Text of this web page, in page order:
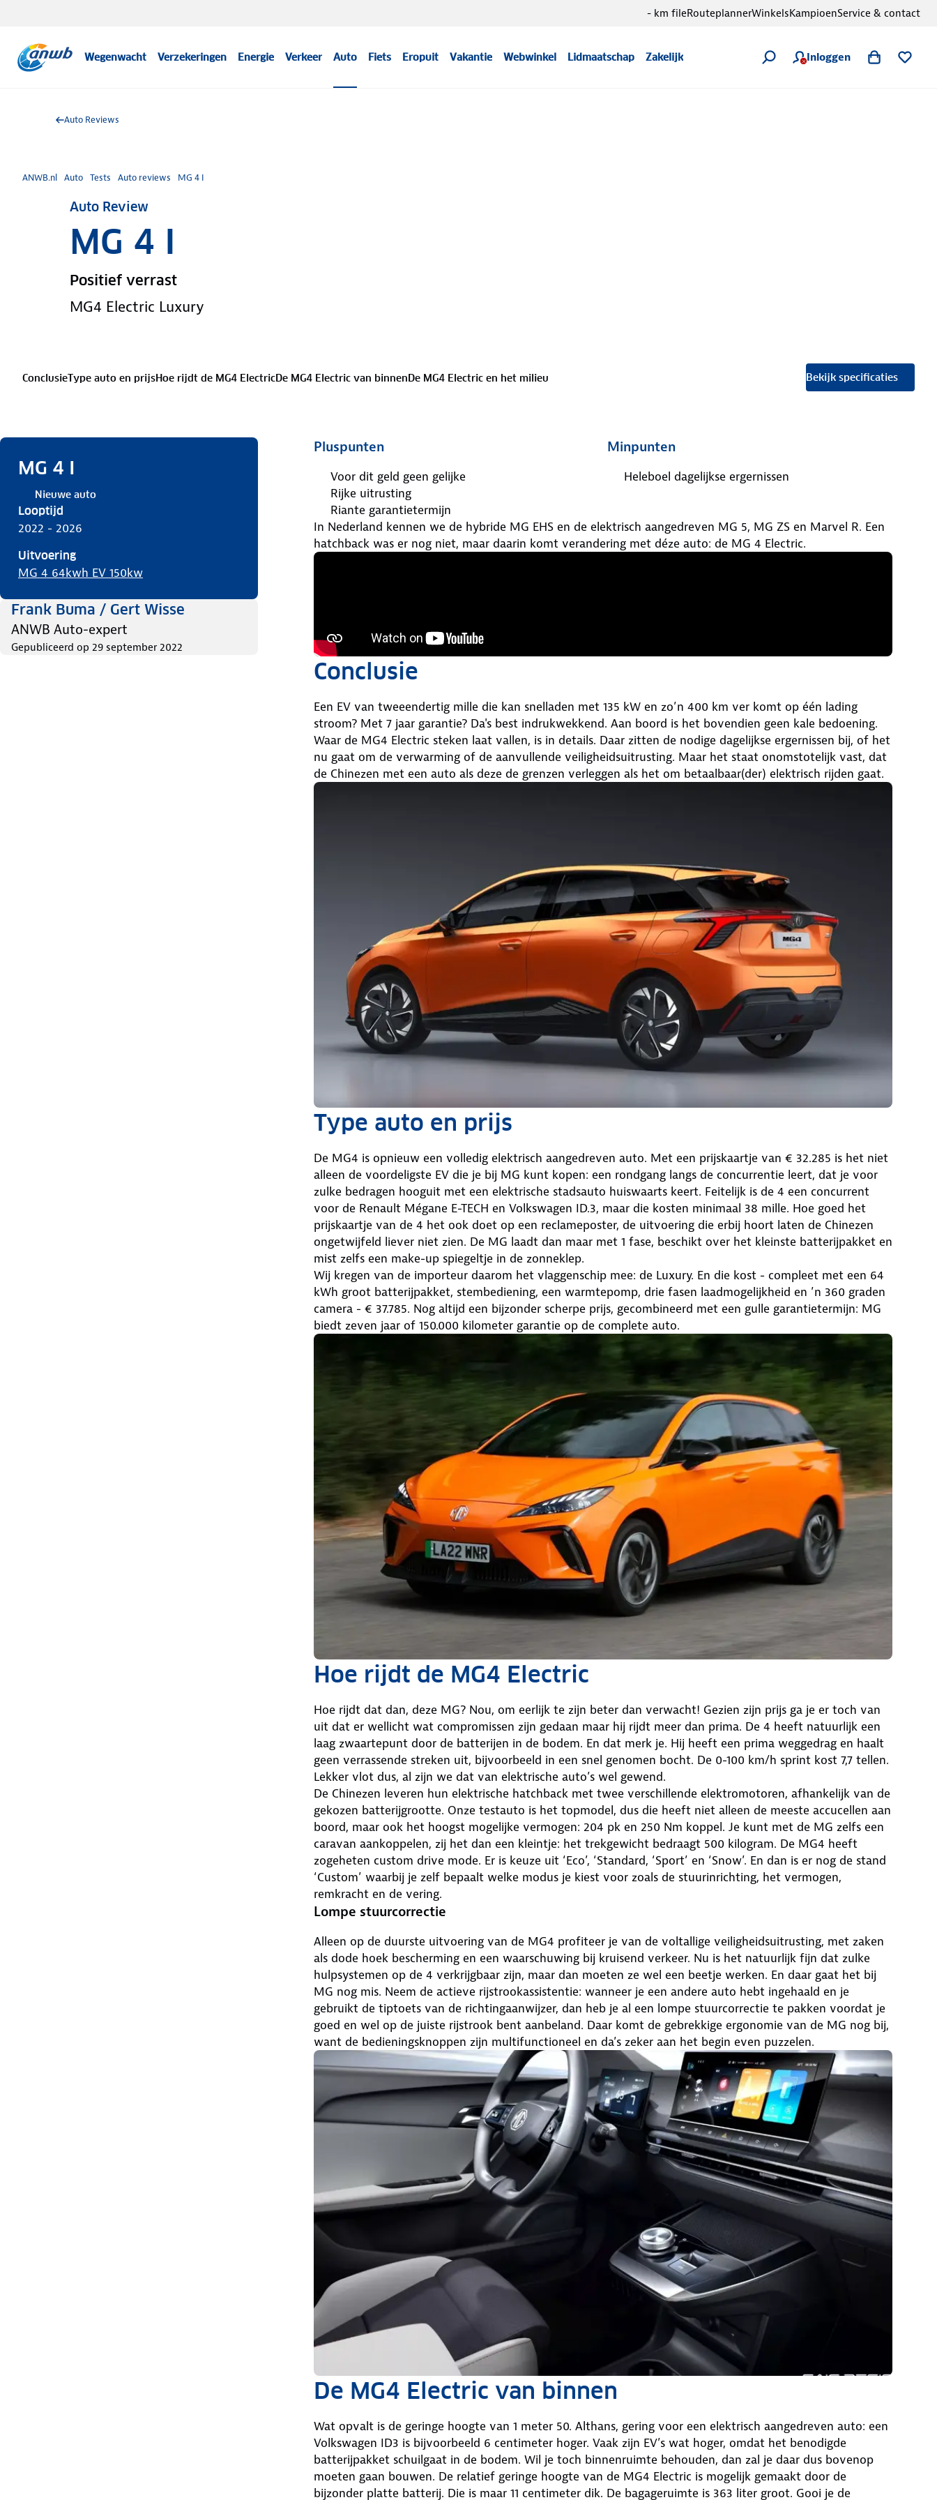
Wegenwacht Verzekeringen Energie Verkeer Auto Fiets Eropuit Vakantie Webwinkel Lidmaatschap Zakelijk Inloggen
- km fileRouteplannerWinkelsKampioenService & contact
Auto Reviews
ANWB.nl Auto Tests Auto reviews MG 4 I
Auto Review
MG 4 I
Positief verrast
MG4 Electric Luxury
ConclusieType auto en prijsHoe rijdt de MG4 ElectricDe MG4 Electric van binnenDe MG4 Electric en het milieu Bekijk specificaties
MG 4 I
Nieuwe auto
Looptijd
2022 - 2026
Uitvoering
MG 4 64kwh EV 150kw
Frank Buma / Gert Wisse
ANWB Auto-expert
Gepubliceerd op 29 september 2022
Pluspunten
Voor dit geld geen gelijke
Rijke uitrusting
Riante garantietermijn
Minpunten
Heleboel dagelijkse ergernissen
In Nederland kennen we de hybride MG EHS en de elektrisch aangedreven MG 5, MG ZS en Marvel R. Een
hatchback was er nog niet, maar daarin komt verandering met déze auto: de MG 4 Electric.
Conclusie
Een EV van tweeendertig mille die kan snelladen met 135 kW en zo’n 400 km ver komt op één lading
stroom? Met 7 jaar garantie? Da's best indrukwekkend. Aan boord is het bovendien geen kale bedoening.
Waar de MG4 Electric steken laat vallen, is in details. Daar zitten de nodige dagelijkse ergernissen bij, of het
nu gaat om de verwarming of de aanvullende veiligheidsuitrusting. Maar het staat onomstotelijk vast, dat
de Chinezen met een auto als deze de grenzen verleggen als het om betaalbaar(der) elektrisch rijden gaat.
Type auto en prijs
De MG4 is opnieuw een volledig elektrisch aangedreven auto. Met een prijskaartje van € 32.285 is het niet
alleen de voordeligste EV die je bij MG kunt kopen: een rondgang langs de concurrentie leert, dat je voor
zulke bedragen hooguit met een elektrische stadsauto huiswaarts keert. Feitelijk is de 4 een concurrent
voor de Renault Mégane E-TECH en Volkswagen ID.3, maar die kosten minimaal 38 mille. Hoe goed het
prijskaartje van de 4 het ook doet op een reclameposter, de uitvoering die erbij hoort laten de Chinezen
ongetwijfeld liever niet zien. De MG laadt dan maar met 1 fase, beschikt over het kleinste batterijpakket en
mist zelfs een make-up spiegeltje in de zonneklep.
Wij kregen van de importeur daarom het vlaggenschip mee: de Luxury. En die kost - compleet met een 64
kWh groot batterijpakket, stembediening, een warmtepomp, drie fasen laadmogelijkheid en ’n 360 graden
camera - € 37.785. Nog altijd een bijzonder scherpe prijs, gecombineerd met een gulle garantietermijn: MG
biedt zeven jaar of 150.000 kilometer garantie op de complete auto.
Hoe rijdt de MG4 Electric
Hoe rijdt dat dan, deze MG? Nou, om eerlijk te zijn beter dan verwacht! Gezien zijn prijs ga je er toch van
uit dat er wellicht wat compromissen zijn gedaan maar hij rijdt meer dan prima. De 4 heeft natuurlijk een
laag zwaartepunt door de batterijen in de bodem. En dat merk je. Hij heeft een prima weggedrag en haalt
geen verrassende streken uit, bijvoorbeeld in een snel genomen bocht. De 0-100 km/h sprint kost 7,7 tellen.
Lekker vlot dus, al zijn we dat van elektrische auto’s wel gewend.
De Chinezen leveren hun elektrische hatchback met twee verschillende elektromotoren, afhankelijk van de
gekozen batterijgrootte. Onze testauto is het topmodel, dus die heeft niet alleen de meeste accucellen aan
boord, maar ook het hoogst mogelijke vermogen: 204 pk en 250 Nm koppel. Je kunt met de MG zelfs een
caravan aankoppelen, zij het dan een kleintje: het trekgewicht bedraagt 500 kilogram. De MG4 heeft
zogeheten custom drive mode. Er is keuze uit ‘Eco’, ‘Standard, ‘Sport’ en ‘Snow’. En dan is er nog de stand
‘Custom’ waarbij je zelf bepaalt welke modus je kiest voor zoals de stuurinrichting, het vermogen,
remkracht en de vering.
Lompe stuurcorrectie
Alleen op de duurste uitvoering van de MG4 profiteer je van de voltallige veiligheidsuitrusting, met zaken
als dode hoek bescherming en een waarschuwing bij kruisend verkeer. Nu is het natuurlijk fijn dat zulke
hulpsystemen op de 4 verkrijgbaar zijn, maar dan moeten ze wel een beetje werken. En daar gaat het bij
MG nog mis. Neem de actieve rijstrookassistentie: wanneer je een andere auto hebt ingehaald en je
gebruikt de tiptoets van de richtingaanwijzer, dan heb je al een lompe stuurcorrectie te pakken voordat je
goed en wel op de juiste rijstrook bent aanbeland. Daar komt de gebrekkige ergonomie van de MG nog bij,
want de bedieningsknoppen zijn multifunctioneel en da’s zeker aan het begin even puzzelen.
De MG4 Electric van binnen
Wat opvalt is de geringe hoogte van 1 meter 50. Althans, gering voor een elektrisch aangedreven auto: een
Volkswagen ID3 is bijvoorbeeld 6 centimeter hoger. Vaak zijn EV’s wat hoger, omdat het benodigde
batterijpakket schuilgaat in de bodem. Wil je toch binnenruimte behouden, dan zal je daar dus bovenop
moeten gaan bouwen. De relatief geringe hoogte van de MG4 Electric is mogelijk gemaakt door de
bijzonder platte batterij. Die is maar 11 centimeter dik. De bagageruimte is 363 liter groot. Gooi je de